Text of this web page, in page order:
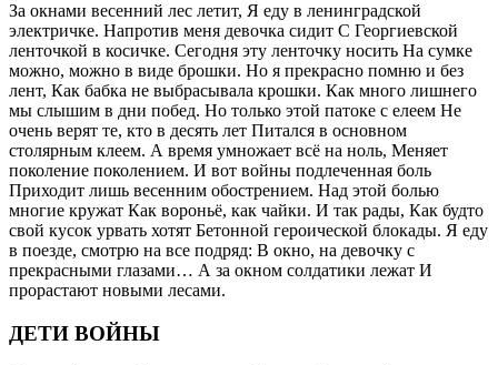
За окнами весенний лес летит, Я еду в ленинградской
электричке. Напротив меня девочка сидит С Георгиевской
ленточкой в косичке. Сегодня эту ленточку носить На сумке
можно, можно в виде брошки. Но я прекрасно помню и без
лент, Как бабка не выбрасывала крошки. Как много лишнего
мы слышим в дни побед. Но только этой патоке с елеем Не
очень верят те, кто в десять лет Питался в основном
столярным клеем. А время умножает всё на ноль, Меняет
поколение поколением. И вот войны подлеченная боль
Приходит лишь весенним обострением. Над этой болью
многие кружат Как вороньё, как чайки. И так рады, Как будто
свой кусок урвать хотят Бетонной героической блокады. Я еду
в поезде, смотрю на все подряд: В окно, на девочку с
прекрасными глазами… А за окном солдатики лежат И
прорастают новыми лесами.
ДЕТИ ВОЙНЫ